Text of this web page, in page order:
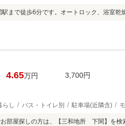
駅まで徒歩6分です。オートロック、浴室乾
4.65万円 3,700円
らし バス・トイレ別 駐車場(近隣含)
部屋探しの方は、【三和地所 下関】を検